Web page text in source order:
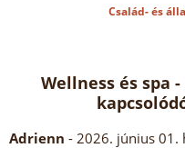
Család- és
Wellness és spa
Adrienn - 2026. június 01.